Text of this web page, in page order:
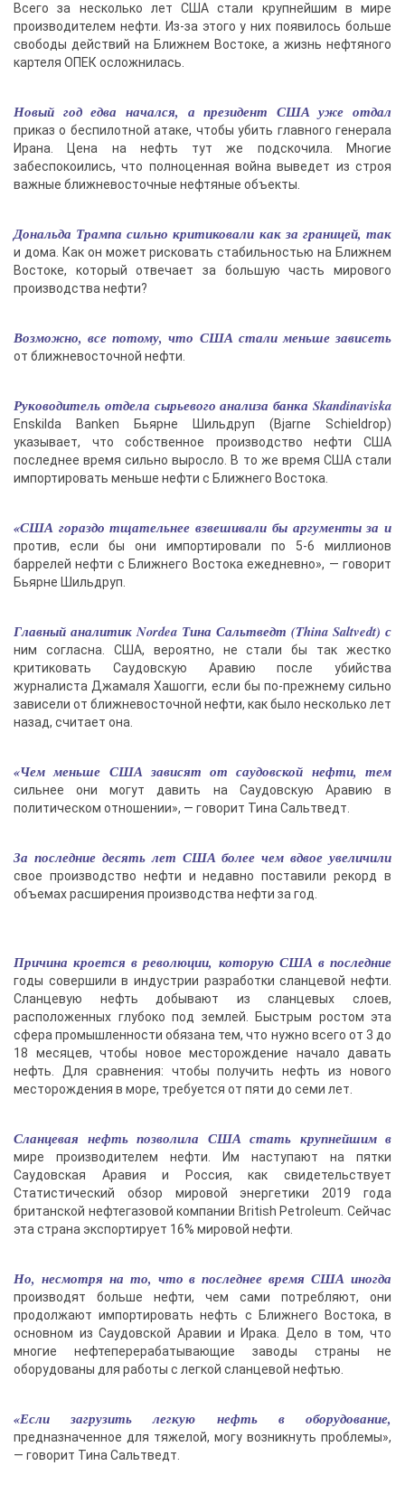
Всего за несколько лет США стали крупнейшим в мире
производителем нефти. Из-за этого у них появилось больше
свободы действий на Ближнем Востоке, а жизнь нефтяного
картеля ОПЕК осложнилась.
Новый год едва начался, а президент США уже отдал
приказ о беспилотной атаке, чтобы убить главного генерала
Ирана. Цена на нефть тут же подскочила. Многие
забеспокоились, что полноценная война выведет из строя
важные ближневосточные нефтяные объекты.
Дональда Трампа сильно критиковали как за границей, так
и дома. Как он может рисковать стабильностью на Ближнем
Востоке, который отвечает за большую часть мирового
производства нефти?
Возможно, все потому, что США стали меньше зависеть
от ближневосточной нефти.
Руководитель отдела сырьевого анализа банка Skandinaviska
Enskilda Banken Бьярне Шильдруп (Bjarne Schieldrop)
указывает, что собственное производство нефти США
последнее время сильно выросло. В то же время США стали
импортировать меньше нефти с Ближнего Востока.
«США гораздо тщательнее взвешивали бы аргументы за и
против, если бы они импортировали по 5-6 миллионов
баррелей нефти с Ближнего Востока ежедневно», — говорит
Бьярне Шильдруп.
Главный аналитик Nordea Тина Сальтведт (Thina Saltvedt) с
ним согласна. США, вероятно, не стали бы так жестко
критиковать Саудовскую Аравию после убийства
журналиста Джамаля Хашогги, если бы по-прежнему сильно
зависели от ближневосточной нефти, как было несколько лет
назад, считает она.
«Чем меньше США зависят от саудовской нефти, тем
сильнее они могут давить на Саудовскую Аравию в
политическом отношении», — говорит Тина Сальтведт.
За последние десять лет США более чем вдвое увеличили
свое производство нефти и недавно поставили рекорд в
объемах расширения производства нефти за год.
Причина кроется в революции, которую США в последние
годы совершили в индустрии разработки сланцевой нефти.
Сланцевую нефть добывают из сланцевых слоев,
расположенных глубоко под землей. Быстрым ростом эта
сфера промышленности обязана тем, что нужно всего от 3 до
18 месяцев, чтобы новое месторождение начало давать
нефть. Для сравнения: чтобы получить нефть из нового
месторождения в море, требуется от пяти до семи лет.
Сланцевая нефть позволила США стать крупнейшим в
мире производителем нефти. Им наступают на пятки
Саудовская Аравия и Россия, как свидетельствует
Статистический обзор мировой энергетики 2019 года
британской нефтегазовой компании British Petroleum. Сейчас
эта страна экспортирует 16% мировой нефти.
Но, несмотря на то, что в последнее время США иногда
производят больше нефти, чем сами потребляют, они
продолжают импортировать нефть с Ближнего Востока, в
основном из Саудовской Аравии и Ирака. Дело в том, что
многие нефтеперерабатывающие заводы страны не
оборудованы для работы с легкой сланцевой нефтью.
«Если загрузить легкую нефть в оборудование,
предназначенное для тяжелой, могу возникнуть проблемы»,
— говорит Тина Сальтведт.